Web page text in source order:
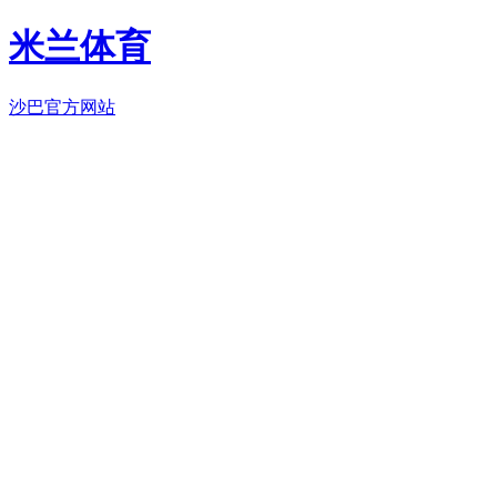
米兰体育
沙巴官方网站